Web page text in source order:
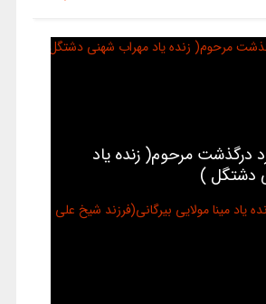
درگذشت مرحوم( زنده یاد
دشتگل )